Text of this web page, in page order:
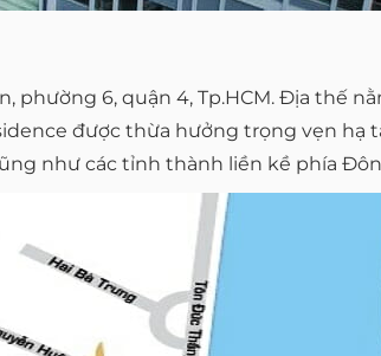
phường 6, quận 4, Tp.HCM. Địa thế
được thừa hưởng trọng vẹn
như các tỉnh thành liền kề phía